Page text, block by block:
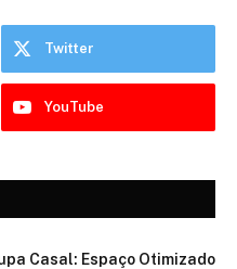
Twitter
YouTube
Casal: Espaço Otimizado